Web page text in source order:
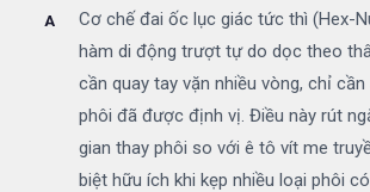
Cơ chế đai ốc lục giác tức thì (Hex-
hàm di động trượt tự do dọc theo
cần quay tay vặn nhiều vòng, chỉ
phôi đã được định vị. Điều này rút
gian thay phôi so với ê tô vít me
biệt hữu ích khi kẹp nhiều loại phôi